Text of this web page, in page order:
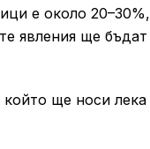
е около 20–30%,
явления ще бъдат
който ще носи лека